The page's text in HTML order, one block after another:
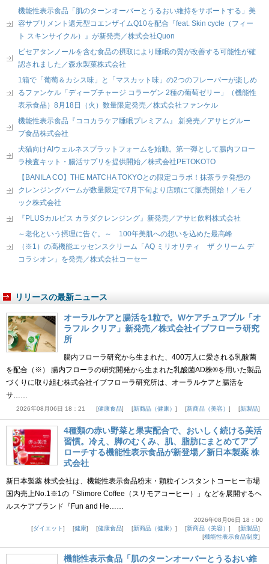
機能性表示食品「肌のターンオーバーとうるおい維持をサポートする」美
容サプリメント還元型コエンザイムQ10を配合『feat. Skin cycle（フィー
ト スキンサイクル）』が新発売／株式会社Quon
ピセアタンノールを含む食品の摂取により睡眠の質が改善する可能性が確
認されました／森永製菓株式会社
1箱で「葡萄＆カシス味」と「マスカット味」の2つのフレーバーが楽しめ
るファンケル「ディープチャージ コラーゲン 2種の葡萄ゼリー」（機能性
表示食品）8月18日（火）数量限定発売／株式会社ファンケル
機能性表示食品『ココカラケア睡眠プレミアム』 新発売／アサヒグルー
プ食品株式会社
犬猫向けAIウェルネスプラットフォームを始動。第一弾として腸内フロー
ラ検査キット・腸活サプリを提供開始／株式会社PETOKOTO
【BANILA CO】THE MATCHA TOKYOとの限定コラボ！抹茶ラテ発想の
クレンジングバームが数量限定で7月下旬より店頭にて販売開始！／モノ
ック株式会社
『PLUSカルピス カラダクレンジング』新発売／アサヒ飲料株式会社
～老化という摂理に告ぐ。～ 100年美肌への想いを込めた最高峰
（※1）の高機能エッセンスクリーム「AQ ミリオリティ ザ クリーム デ
コラシオン」を発売／株式会社コーセー
リリースの最新ニュース
オーラルケアと腸活を1粒で。Wケアチュアブル「オ
ラフル クリア」新発売／株式会社イブフローラ研究
所
腸内フローラ研究から生まれた、400万人に愛される乳酸菌
を配合（※） 腸内フローラの研究開発から生まれた乳酸菌AD株®を用いた製品
づくりに取り組む株式会社イブフローラ研究所は、オーラルケアと腸活を
サ……
2026年08月06日 18：21 健康食品 新商品（健康） 新商品（美容） 新製品
4種類の赤い野菜と果実配合で、おいしく続ける美活
習慣。冷え、脚のむくみ、肌、脂肪にまとめてアプ
ローチする機能性表示食品が新登場／新日本製薬 株
式会社
新日本製薬 株式会社は、機能性表示食品粉末・顆粒インスタントコーヒー市場
国内売上No.1※1の「Slimore Coffee（スリモアコーヒー）」などを展開するヘ
ルスケアブランド『Fun and He……
2026年08月06日 18：00
ダイエット
健康 健康食品 新商品（健康） 新商品（美容）
新製品
機能性表示食品制度
機能性表示食品「肌のターンオーバーとうるおい維